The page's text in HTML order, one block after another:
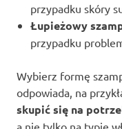
przypadku skóry
Łupieżowy
przypadku
Wybierz formę
odpowiada, na
skupić się na